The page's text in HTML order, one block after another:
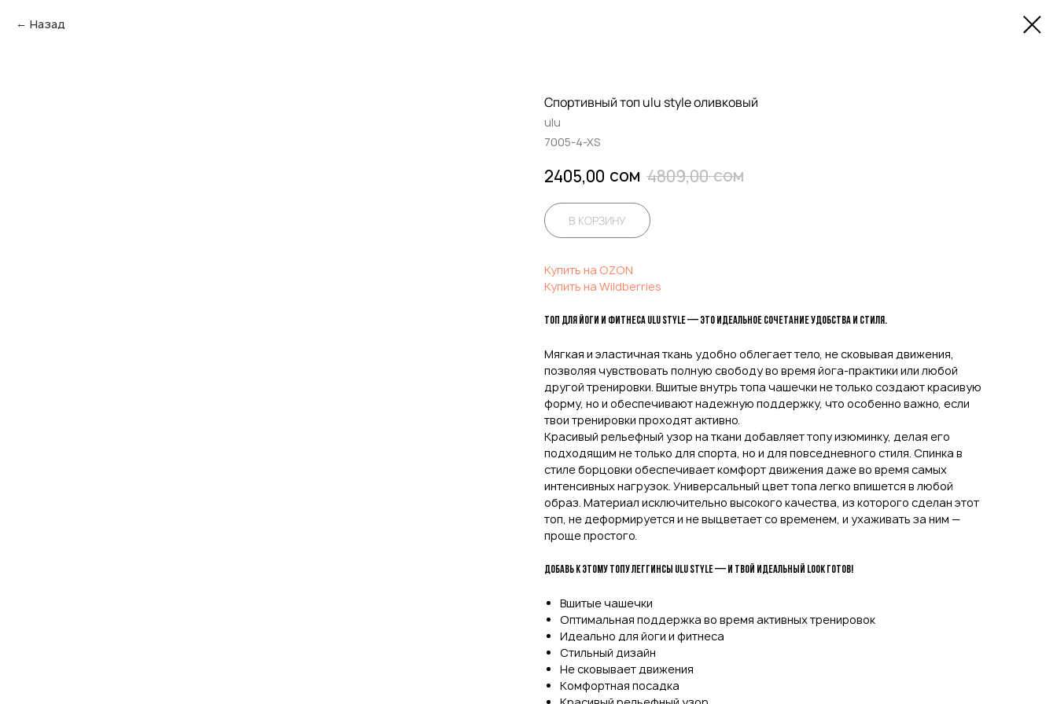
Назад
Спортивный топ ulu style оливковый
ulu
7005-4-XS
2405,00 сом 4809,00 сом
В КОРЗИНУ
Купить на OZON
Купить на Wildberries
Топ для йоги и фитнеса ulu style — это идеальное сочетание удобства и стиля.
Мягкая и эластичная ткань удобно облегает тело, не сковывая движения,
позволяя чувствовать полную свободу во время йога-практики или любой
другой тренировки. Вшитые внутрь топа чашечки не только создают красивую
форму, но и обеспечивают надежную поддержку, что особенно важно, если
твои тренировки проходят активно.
Красивый рельефный узор на ткани добавляет топу изюминку, делая его
подходящим не только для спорта, но и для повседневного стиля. Спинка в
стиле борцовки обеспечивает комфорт движения даже во время самых
интенсивных нагрузок. Универсальный цвет топа легко впишется в любой
образ. Материал исключительно высокого качества, из которого сделан этот
топ, не деформируется и не выцветает со временем, и ухаживать за ним —
проще простого.
Добавь к этому топу леггинсы ulu style — и твой идеальный look готов!
Вшитые чашечки
Оптимальная поддержка во время активных тренировок
Идеально для йоги и фитнеса
Стильный дизайн
Не сковывает движения
Комфортная посадка